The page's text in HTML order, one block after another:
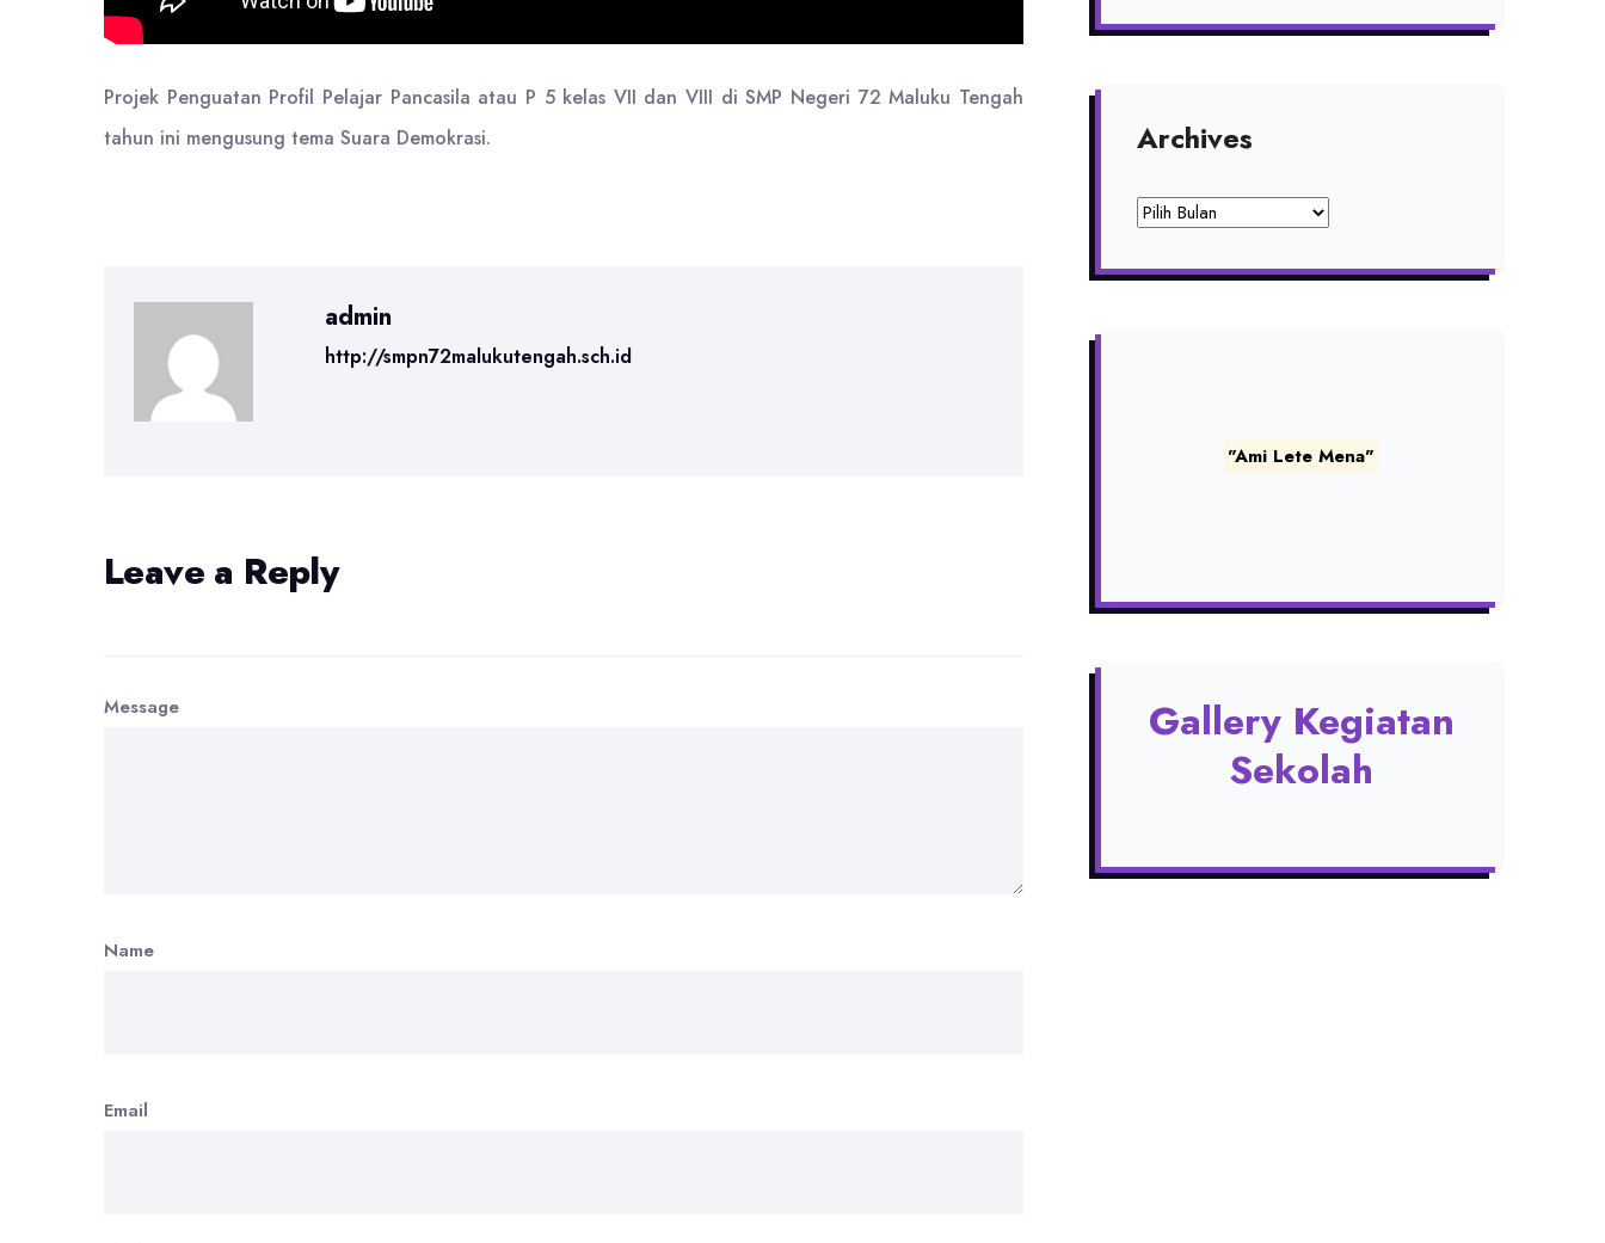
Projek Penguatan Profil Pelajar Pancasila atau P 5 kelas VII dan VIII di SMP Negeri 72 Maluku Tengah
tahun ini mengusung tema Suara Demokrasi.
admin
http://smpn72malukutengah.sch.id
Leave a Reply
Message
Name
Email
Archives
Archives
"Ami Lete Mena"
Gallery Kegiatan
Sekolah